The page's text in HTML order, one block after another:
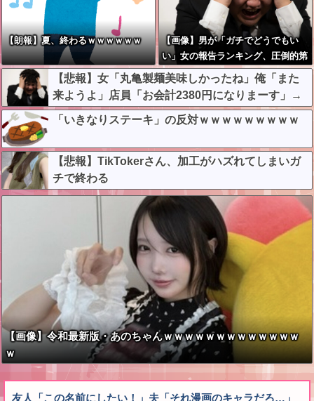
【朗報】夏、終わるｗｗｗｗｗｗ
【画像】男が「ガチでどうでもい
い」女の報告ランキング、圧倒的第
１位と言えば『コレ』w w w w w w
w w w w
【悲報】女「丸亀製麺美味しかったね」俺「また
来ようよ」店員「お会計2380円になりまーす」→
その後『こう』なったんだが俺悪くないよ
な？？？？？？？？
「いきなりステーキ」の反対ｗｗｗｗｗｗｗｗｗ
【悲報】TikTokerさん、加工がハズれてしまいガ
チで終わる
【画像】令和最新版・あのちゃんｗｗｗｗｗｗｗｗｗｗｗｗｗ
ｗ
友人「この名前にしたい！」夫「それ漫画のキャラだろ…」